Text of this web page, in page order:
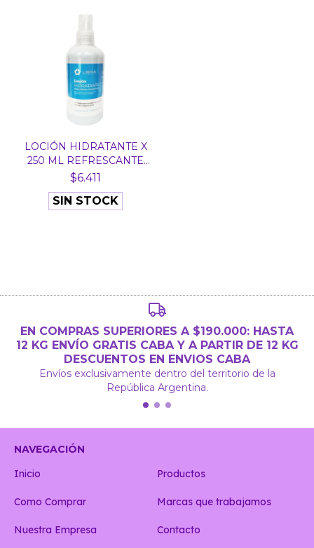
LOCIÓN HIDRATANTE X
250 ML REFRESCANTE
H...
$6.411
SIN STOCK
EN COMPRAS SUPERIORES A $190.000: HASTA
12 KG ENVÍO GRATIS CABA Y A PARTIR DE 12 KG
DESCUENTOS EN ENVIOS CABA
Envíos exclusivamente dentro del territorio de la
República Argentina.
NAVEGACIÓN
Inicio
Productos
Como Comprar Marcas que trabajamos
Nuestra Empresa Contacto